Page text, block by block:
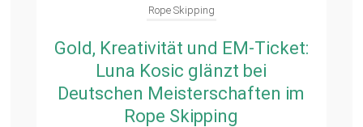
Rope Skipping
Gold, Kreativität und EM-Ticket:
Luna Kosic glänzt bei
Deutschen Meisterschaften im
Rope Skipping